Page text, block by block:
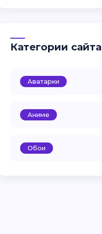
Категории сайта
Аватарки
Аниме
Обои